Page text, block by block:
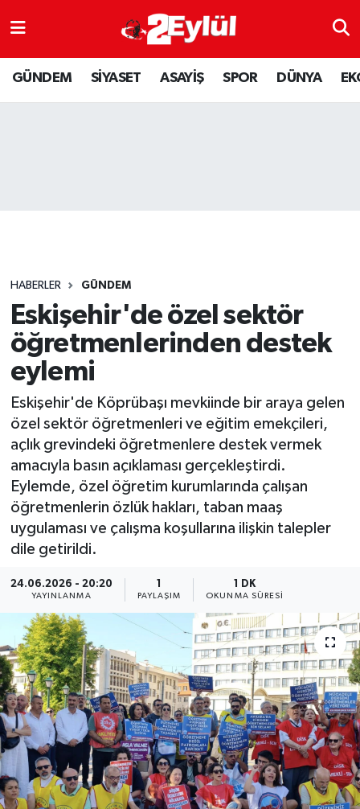
GÜNDEM SİYASET ASAYİŞ SPOR DÜNYA
HABERLER GÜNDEM
Eskişehir'de özel sektör
öğretmenlerinden destek
eylemi
Eskişehir'de Köprübaşı mevkiinde bir araya gelen
özel sektör öğretmenleri ve eğitim emekçileri,
açlık grevindeki öğretmenlere destek vermek
amacıyla basın açıklaması gerçekleştirdi.
Eylemde, özel öğretim kurumlarında çalışan
öğretmenlerin özlük hakları, taban maaş
uygulaması ve çalışma koşullarına ilişkin talepler
dile getirildi.
24.06.2026 - 20:20
YAYINLANMA PAYLAŞIM
1 DK
OKUNMA SÜRESI
ASAYİŞ
DÜNYA
SPOR
YAŞAM
Nöbetçi Eczaneler
Hava Durumu
Son Dakika Haberleri
Haber Arşivi